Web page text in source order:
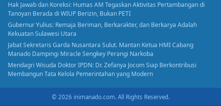
Hak Jawab dan Koreksi: Humas AM Tegaskan Aktivitas Pertambangan di
Tanoyan Berada di WIUP Berizin, Bukan PETI
Gubernur Yulius: Remaja Beriman, Berkarakter, dan Berkarya Adalah
Kekuatan Sulawesi Utara
Jabat Sekretaris Garda Nusantara Sulut. Mantan Ketua HMI Cabang
Manado Dampingi Miracle Sengkey Perangi Narkoba
Mendagri Wisuda Doktor IPDN: Dr. Zefanya Jocom Siap Berkontribusi
Membangun Tata Kelola Pemerintahan yang Modern
© 2026 inimanado.com. All Rights Reserved.